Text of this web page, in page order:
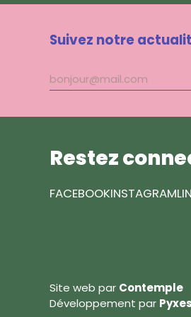
Suivez notre
Adresse
mail
Restez
FACEBOOKINSTAGRAM
Site web par Contemple
Développement par Pyxes